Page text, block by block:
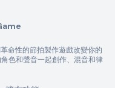
命性的節拍製作遊戲改變你的
色和聲音一起創作、混音和律